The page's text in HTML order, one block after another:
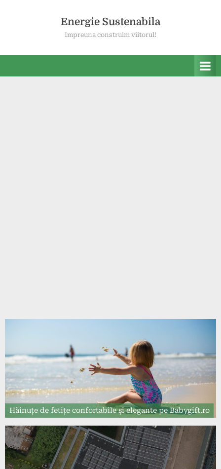
Energie Sustenabila
Impreuna construim viitorul!
Hăinuțe de fetițe confortabile și elegante pe Babygift.ro